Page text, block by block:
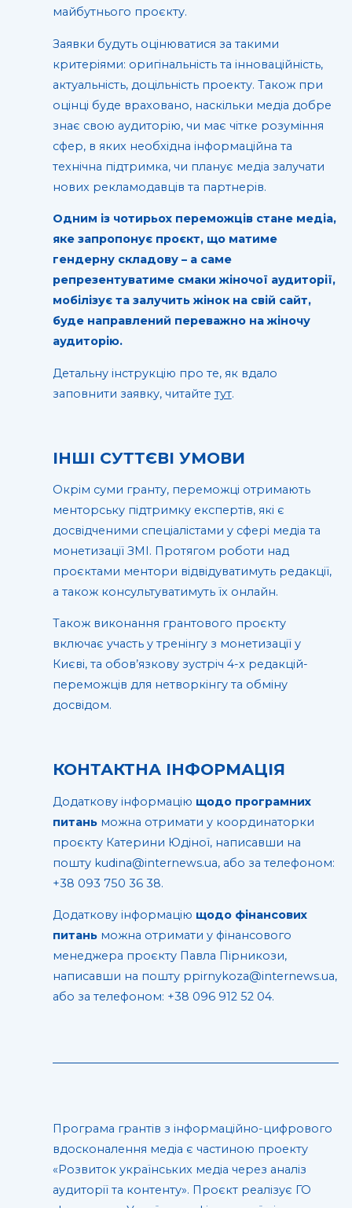
майбутнього проєкту.
Заявки будуть оцінюватися за такими
критеріями: оригінальність та інноваційність,
актуальність, доцільність проекту. Також при
оцінці буде враховано, наскільки медіа добре
знає свою аудиторію, чи має чітке розуміння
сфер, в яких необхідна інформаційна та
технічна підтримка, чи планує медіа залучати
нових рекламодавців та партнерів.
Одним із чотирьох переможців стане медіа,
яке запропонує проєкт, що матиме
гендерну складову – а саме
репрезентуватиме смаки жіночої аудиторії,
мобілізує та залучить жінок на свій сайт,
буде направлений переважно на жіночу
аудиторію.
Детальну інструкцію про те, як вдало
заповнити заявку, читайте тут.
ІНШІ СУТТЄВІ УМОВИ
Окрім суми гранту, переможці отримають
менторську підтримку експертів, які є
досвідченими спеціалістами у сфері медіа та
монетизації ЗМІ. Протягом роботи над
проєктами ментори відвідуватимуть редакції,
а також консультуватимуть їх онлайн.
Також виконання грантового проєкту
включає участь у тренінгу з монетизації у
Києві, та обов’язкову зустріч 4-х редакцій-
переможців для нетворкінгу та обміну
досвідом.
КОНТАКТНА ІНФОРМАЦІЯ
Додаткову інформацію щодо програмних
питаньможна отримати у координаторки
проєкту Катерини Юдіної, написавши на
пошту kudina@internews.ua, або за телефоном:
+38 093 750 36 38.
Додаткову інформацію щодо фінансових
питаньможна отримати у фінансового
менеджера проєкту Павла Пірникози,
написавши на пошту ppirnykoza@internews.ua,
або за телефоном: +38 096 912 52 04.
Програма грантів з інформаційно-цифрового
вдосконалення медіа є частиною проекту
«Розвиток українських медіа через аналіз
аудиторії та контенту». Проєкт реалізує ГО